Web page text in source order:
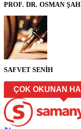
PROF. DR. OSMAN
SAFVET SENİH
ÇOK OKUNAN